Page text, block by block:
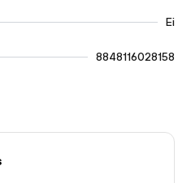
Ei
8848116028158